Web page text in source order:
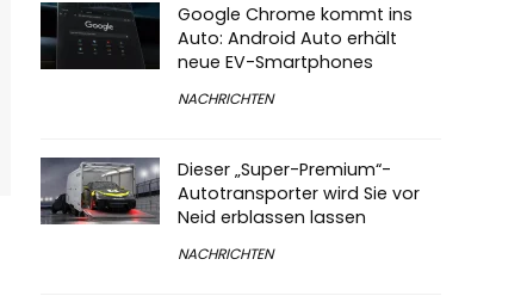
Google Chrome kommt ins
Auto: Android Auto erhält
neue EV-Smartphones
NACHRICHTEN
Dieser „Super-Premium“-
Autotransporter wird Sie vor
Neid erblassen lassen
NACHRICHTEN